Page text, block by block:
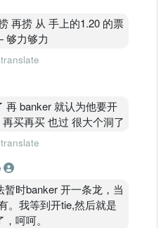
再捞 从 手上的1.20 的票
力够力
translate
再 banker 就认为他要开
买再买 也过 很大个洞了
translate
暂时banker 开一条龙，当
。我等到开tie,然后就是
呵呵。